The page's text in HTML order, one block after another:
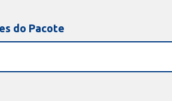
do Pacote